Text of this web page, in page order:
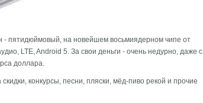
пятидюймовый, на новейшем восьмиядерном чипе от
LTE, Android 5. За свои деньги - очень недурно, даже с
доллара.
конкурсы, песни, пляски, мёд-пиво рекой и прочие